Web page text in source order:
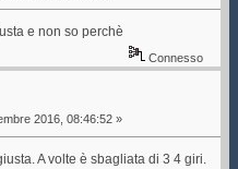
e non so perchè
Connesso
2016, 08:46:52 »
A volte è sbagliata di 3 4 giri.